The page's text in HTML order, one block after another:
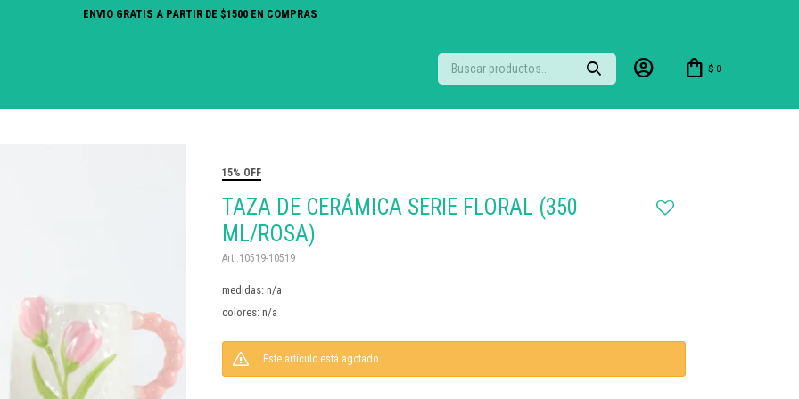
ENVIO GRATIS A PARTIR DE $1500 EN COMPRAS
$ 0
15% OFF
TAZA DE CERÁMICA SERIE FLORAL (350
ML/ROSA)
10519-10519
medidas: n/a
colores: n/a
Este artículo está agotado.